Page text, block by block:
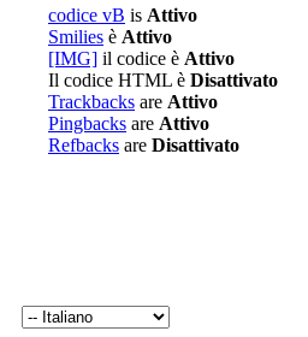
codice vB is Attivo
Smilies è Attivo
[IMG] il codice è Attivo
Il codice HTML è Disattivato
Trackbacks are Attivo
Pingbacks are Attivo
Refbacks are Disattivato